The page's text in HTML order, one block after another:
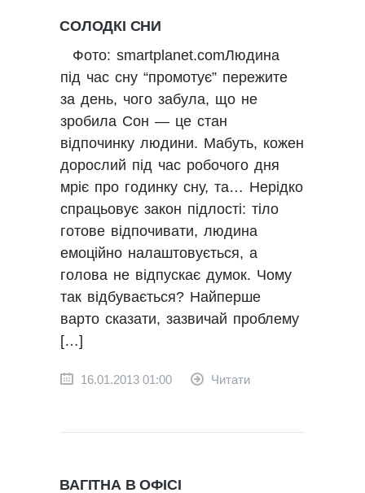
СОЛОДКІ СНИ
Фото: smartplanet.comЛюдина
під час сну “промотує” пережите
за день, чого забула, що не
зробила Сон — це стан
відпочинку людини. Мабуть, кожен
дорослий під час робочого дня
мріє про годинку сну, та… Нерідко
спрацьовує закон підлості: тіло
готове відпочивати, людина
емоційно налаштовується, а
голова не відпускає думок. Чому
так відбувається? Найперше
варто сказати, зазвичай проблему
[…]
16.01.2013 01:00 Читати
ВАГІТНА В ОФІСІ